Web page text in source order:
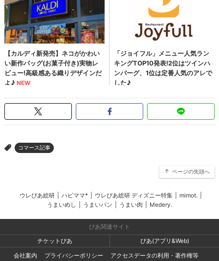
> コマース記事
ページの先頭へ
ウレぴあ総研 ハピママ* ウレぴあ総研 ディズニー特集 mimot.
うまいめし
うまいパン うまい肉 Medery.
ぴあ関連サイト
チケットぴあ
ぴあ(アプリ&Web)
会社案内
プライバシーポリシー アクセスデータの利用・著作権等